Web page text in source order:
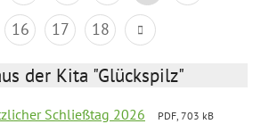
16 17 18
der Kita "Glückspilz"
Schließtag 2026
PDF, 703 kB